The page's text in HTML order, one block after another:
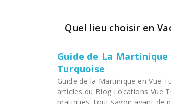
Quel lieu choisir en
Guide de La Martinique
Turquoise
Guide de la Martinique en Vue
articles du Blog Locations Vue
pratiques, tout savoir avant de